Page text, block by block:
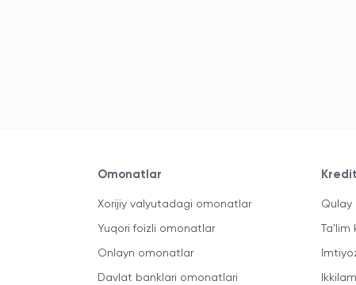
Omonatlar
Xorijiy valyutadagi omonatlar
Yuqori foizli omonatlar
Onlayn omonatlar
Davlat banklari omonatlari
Qulay